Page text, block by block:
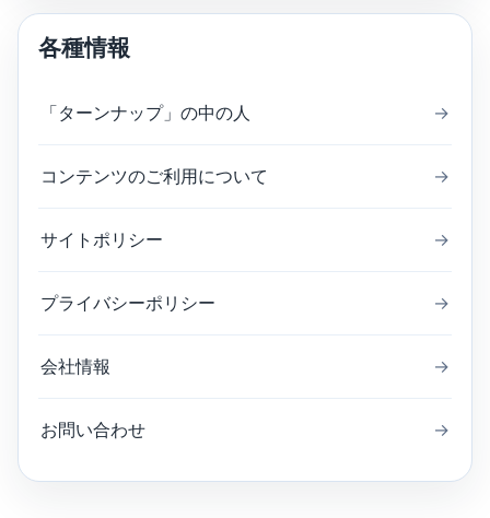
各種情報
「ターンナップ」の中の人 →
コンテンツのご利用について →
サイトポリシー →
プライバシーポリシー →
会社情報 →
お問い合わせ →